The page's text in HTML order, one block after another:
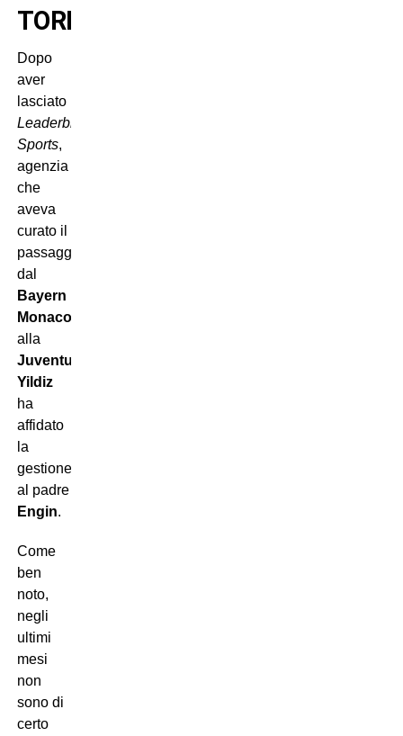
TORINO
Dopo
aver
lasciato
Leaderbrock
Sports,
agenzia
che
aveva
curato il
passaggio
dal
Bayern
Monaco
alla
Juventus
Yildiz
ha
affidato
la
gestione
al padre
Engin.
Come
ben
noto,
negli
ultimi
mesi
non
sono di
certo